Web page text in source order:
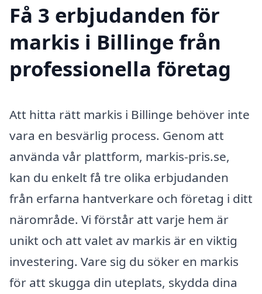
Få 3 erbjudanden för
markis i Billinge från
professionella företag
Att hitta rätt markis i Billinge behöver inte
vara en besvärlig process. Genom att
använda vår plattform, markis-pris.se,
kan du enkelt få tre olika erbjudanden
från erfarna hantverkare och företag i ditt
närområde. Vi förstår att varje hem är
unikt och att valet av markis är en viktig
investering. Vare sig du söker en markis
för att skugga din uteplats, skydda dina